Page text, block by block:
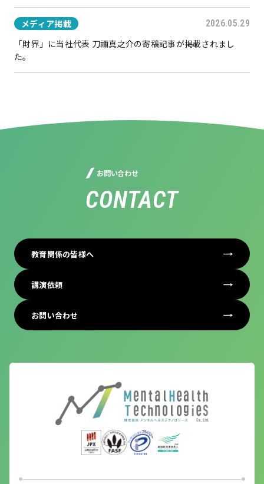
メディア掲載 2026.05.29
「財界」に当社代表 刀禰真之介の寄稿記事が掲載されまし
た。
お問い合わせ
CONTACT
教育関係の皆様へ
講演依頼
お問い合わせ